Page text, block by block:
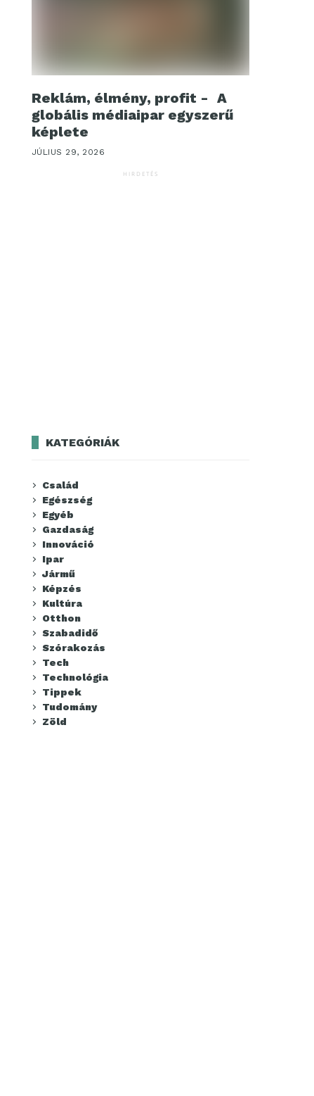
Reklám, élmény, profit - A
globális médiaipar egyszerű
képlete
JÚLIUS 29, 2026
HIRDETÉS
KATEGÓRIÁK
Család
Egészség
Egyéb
Gazdaság
Innováció
Ipar
Jármű
Képzés
Kultúra
Otthon
Szabadidő
Szórakozás
Tech
Technológia
Tippek
Tudomány
Zöld